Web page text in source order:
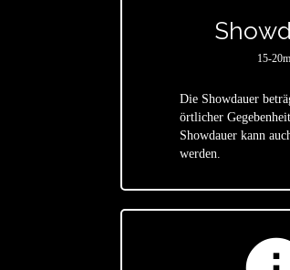
15-
Die Showdauer
örtlicher
Showdauer kann
werden.